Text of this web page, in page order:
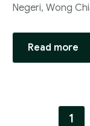
Negeri, Wong
Read more
1